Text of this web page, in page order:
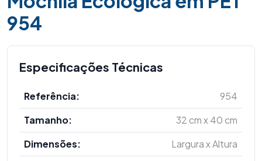
954
Especificações Técnicas
Referência:
954
Tamanho:
32 cm x 40 cm
Dimensões:
Largura x Altura